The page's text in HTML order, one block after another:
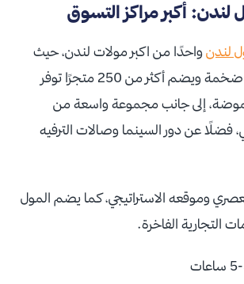
أكبر مراكز التسوق
لندنواحدًا من اكبر مولات لندن، حيث
يمتد على مساحة ضخمة ويضم أكثر من 250 متجرًا توفر
إلى جانب مجموعة واسعة من
فضلًا عن دور السينما وصالات الترفيه
وموقعه الاستراتيجي، كما يضم المول
التجارية الفاخرة.